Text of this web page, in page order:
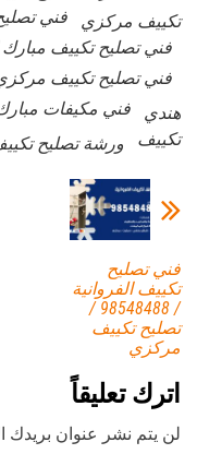
تكييف مركزي
فني
فني تصليح تكييف مبارك
فني تصليح تكييف مركزي
هندي
فني مكيفات مبارك
تكييف
ورشة تصليح
فني تصليح
تكييف الفروانية
/ 98548488 /
تصليح تكييف
مركزي
اترك تعليقاً
لن يتم نشر عنوان بريدك